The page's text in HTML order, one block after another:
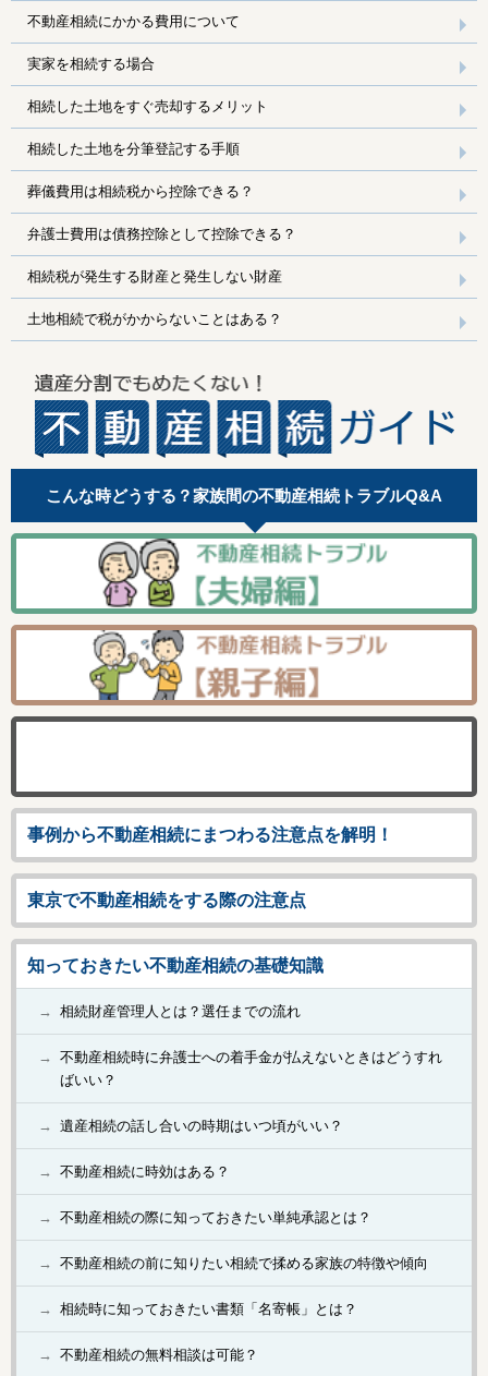
不動産相続にかかる費用について
実家を相続する場合
相続した土地をすぐ売却するメリット
相続した土地を分筆登記する手順
葬儀費用は相続税から控除できる？
弁護士費用は債務控除として控除できる？
相続税が発生する財産と発生しない財産
土地相続で税がかからないことはある？
こんな時どうする？家族間の不動産相続トラブルQ&A
事例から不動産相続にまつわる注意点を解明！
東京で不動産相続をする際の注意点
知っておきたい不動産相続の基礎知識
相続財産管理人とは？選任までの流れ
不動産相続時に弁護士への着手金が払えないときはどうすれ
ばいい？
遺産相続の話し合いの時期はいつ頃がいい？
不動産相続に時効はある？
不動産相続の際に知っておきたい単純承認とは？
不動産相続の前に知りたい相続で揉める家族の特徴や傾向
相続時に知っておきたい書類「名寄帳」とは？
不動産相続の無料相談は可能？